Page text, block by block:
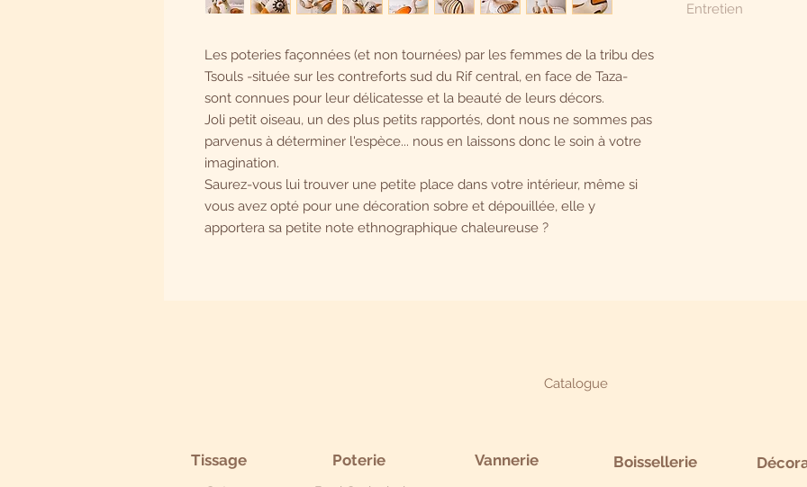
Les poteries façonnées (et non tournées) par les femmes de la tribu des
Tsouls -située sur les contreforts sud du Rif central, en face de Taza-
sont connues pour leur délicatesse et la beauté de leurs décors.
Joli petit oiseau, un des plus petits rapportés, dont nous ne sommes pas
parvenus à déterminer l'espèce... nous en laissons donc le soin à votre
imagination.
Saurez-vous lui trouver une petite place dans votre intérieur, même si
vous avez opté pour une décoration sobre et dépouillée, elle y
apportera sa petite note ethnographique chaleureuse ?
Argile façonnée et
Entretien
Tissage
Catalogue
Poterie Vannerie Boissellerie